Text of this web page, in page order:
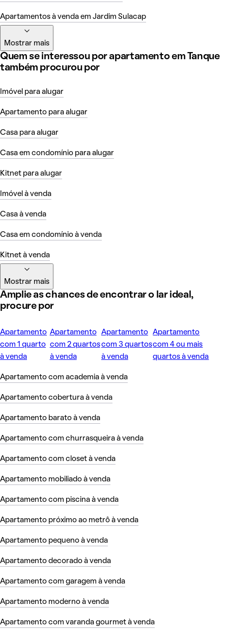
Apartamentos à venda em Jardim Sulacap
Mostrar mais
Quem se interessou por apartamento em Tanque
também procurou por
Imóvel para alugar
Apartamento para alugar
Casa para alugar
Casa em condomínio para alugar
Kitnet para alugar
Imóvel à venda
Casa à venda
Casa em condomínio à venda
Kitnet à venda
Mostrar mais
Amplie as chances de encontrar o lar ideal,
procure por
Apartamento
com 1 quarto
à venda
Apartamento
com 2 quartos
à venda
Apartamento
com 3 quartos
à venda
Apartamento
com 4 ou mais
quartos à venda
Apartamento com academia à venda
Apartamento cobertura à venda
Apartamento barato à venda
Apartamento com churrasqueira à venda
Apartamento com closet à venda
Apartamento mobiliado à venda
Apartamento com piscina à venda
Apartamento próximo ao metrô à venda
Apartamento pequeno à venda
Apartamento decorado à venda
Apartamento com garagem à venda
Apartamento moderno à venda
Apartamento com varanda gourmet à venda